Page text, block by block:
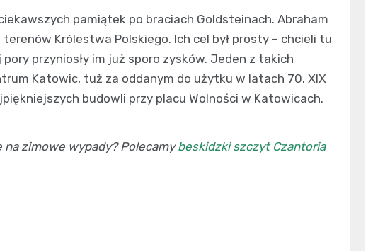
pamiątek po braciach Goldsteinach. Abraham
Królestwa Polskiego. Ich cel był prosty – chcieli tu
przyniosły im już sporo zysków. Jeden z takich
Katowic, tuż za oddanym do użytku w latach 70. XIX
budowli przy placu Wolności w Katowicach.
na zimowe wypady? Polecamybeskidzki szczyt Czantoria